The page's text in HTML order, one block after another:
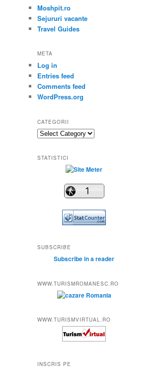
Moshpit.ro
Sejururi vacante
Travel Guides
META
Log in
Entries feed
Comments feed
WordPress.org
CATEGORII
Categorii
STATISTICI
SUBSCRIBE
Subscribe in a reader
WWW.TURISMROMANESC.RO
WWW.TURISMVIRTUAL.RO
INSCRIS PE